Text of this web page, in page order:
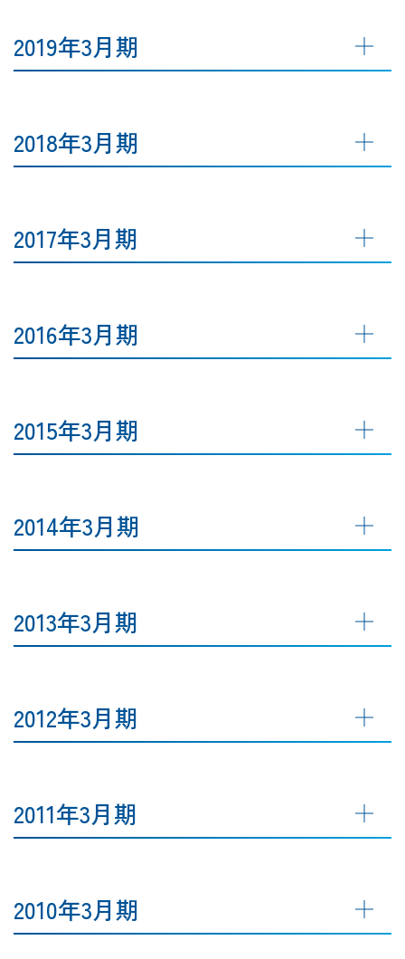
2019年3月期
2018年3月期
2017年3月期
2016年3月期
2015年3月期
2014年3月期
2013年3月期
2012年3月期
2011年3月期
2010年3月期